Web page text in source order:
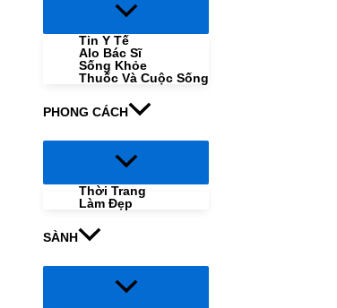
Menu
Tin Y Tế
Alo Bác Sĩ
Sống Khỏe
Thuốc Và Cuộc Sống
PHONG CÁCH
Menu
Thời Trang
Làm Đẹp
SÀNH
Menu